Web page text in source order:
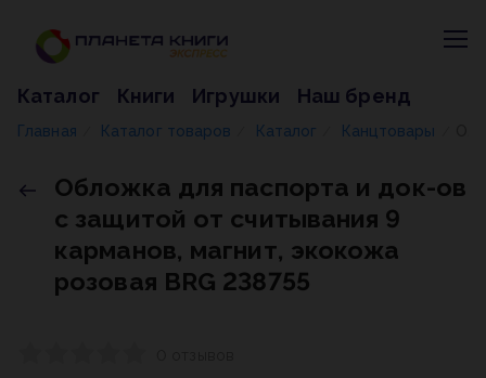
Каталог Книги Игрушки Наш бренд
Главная Каталог товаров Каталог Канцтовары
Обложка для паспорта и док-ов
с защитой от считывания 9
карманов, магнит, экокожа
розовая BRG 238755